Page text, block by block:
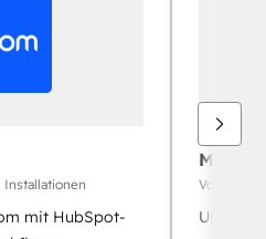
Installationen
mit HubSpot-
Von
Use